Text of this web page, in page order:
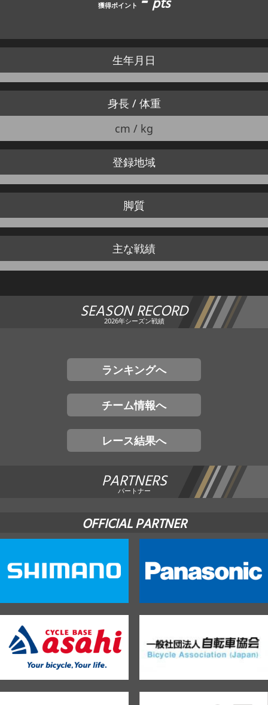
獲得ポイント
生年月日
身長 / 体重
cm / kg
登録地域
脚質
主な戦績
SEASON RECORD
2026年シーズン戦績
ランキングへ
チーム情報へ
レース結果へ
PARTNERS
パートナー
OFFICIAL PARTNER